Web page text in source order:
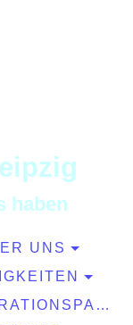
eipzig
haben
UNS
KOOPERATIONSPARTNER